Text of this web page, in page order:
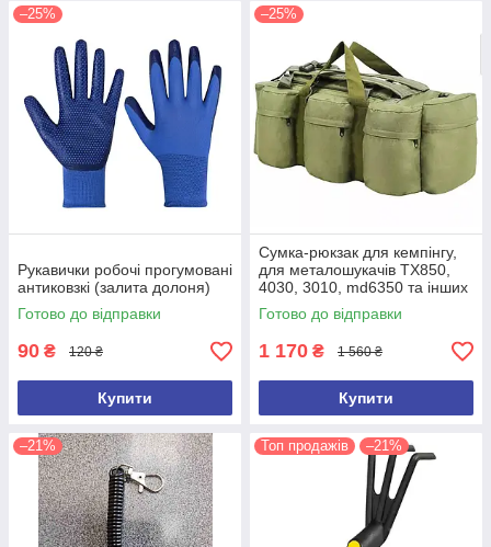
–25%
Рукавички робочі прогумовані
антиковзкі (залита долоня)
Готово до відправки
90 ₴ 120 ₴
Купити
–25%
Сумка-рюкзак для кемпінгу,
для металошукачів TX850,
4030, 3010, md6350 та інших
(ємність 100 л)
Готово до відправки
1 170 ₴ 1 560 ₴
Купити
–21% Топ продажів –21%